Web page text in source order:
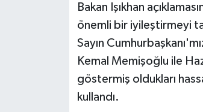
Bakan Işıkhan
önemli bir iyileştirmeyi
Sayın
Kemal Memişoğlu ile
göstermiş oldukları
kullandı.